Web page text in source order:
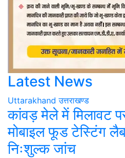
Latest News
Uttarakhand उत्तराखण्ड
कांवड़ मेले में मिलावट
मोबाइल फूड टेस्टिंग
निःशुल्क जांच